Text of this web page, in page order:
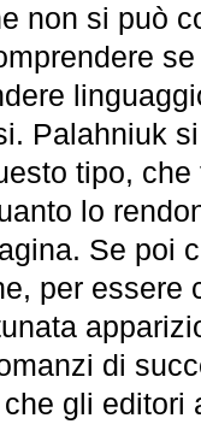
non si può
Palahniuk
tipo,
lo
Se poi
per essere
di
gli editori